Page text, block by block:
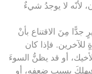
لأنّه لا يوجدُ شيءٌ
مِنَ الاقتناع بأنْ
فإذا كان
أو قد يظنُّ السوءَ
بسبب ضعفه، أو